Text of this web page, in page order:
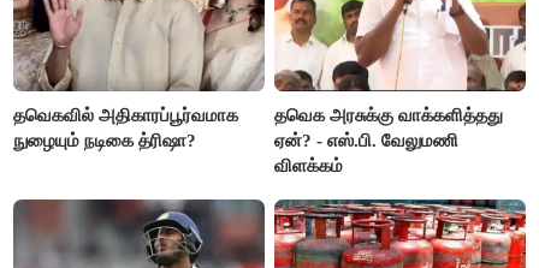
தவெகவில் அதிகாரப்பூர்வமாக
நுழையும் நடிகை த்ரிஷா?
தவெக அரசுக்கு வாக்களித்தது
ஏன்? - எஸ்.பி. வேலுமணி
விளக்கம்